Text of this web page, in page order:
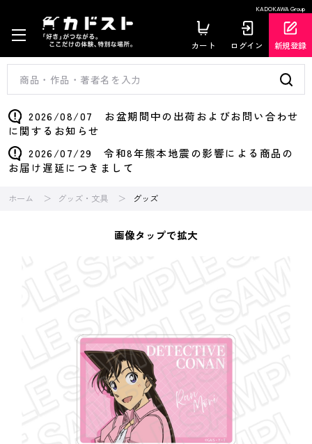
KADOKAWA Group
カート ログイン 新規登録
2026/08/07 お盆期間中の出荷およびお問い合わせ
に関するお知らせ
2026/07/29 令和8年熊本地震の影響による商品の
お届け遅延につきまして
ホーム グッズ・文具 グッズ
画像タップで拡大